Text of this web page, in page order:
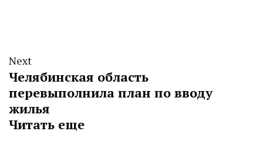
Next
Челябинская область
перевыполнила план по вводу
жилья
Читать еще